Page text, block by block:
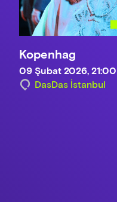
Kopenhag
09 Şubat 2026, 21:00
DasDas İstanbul